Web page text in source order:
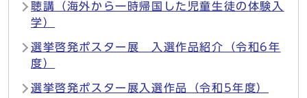
聴講（海外から一時帰国した児童生徒の体験入
学）
選挙啓発ポスター展 入選作品紹介（令和6年
度）
選挙啓発ポスター展入選作品（令和5年度）